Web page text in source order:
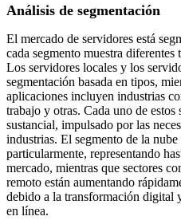
Análisis de segmentación
El mercado de servidores está
cada segmento muestra
Los servidores locales y los
segmentación basada en tipos,
aplicaciones incluyen industrias
trabajo y otras. Cada uno de
sustancial, impulsado por las
industrias. El segmento de la nube
particularmente, representando
mercado, mientras que sectores
remoto están aumentando
debido a la transformación digital
en línea.